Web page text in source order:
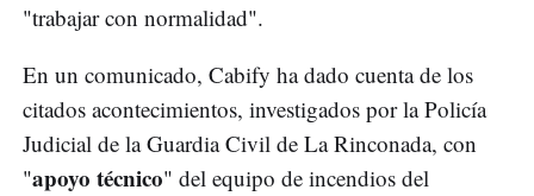
"trabajar con normalidad".
En un comunicado, Cabify ha dado cuenta de los
citados acontecimientos, investigados por la Policía
Judicial de la Guardia Civil de La Rinconada, con
"apoyo técnico" del equipo de incendios del